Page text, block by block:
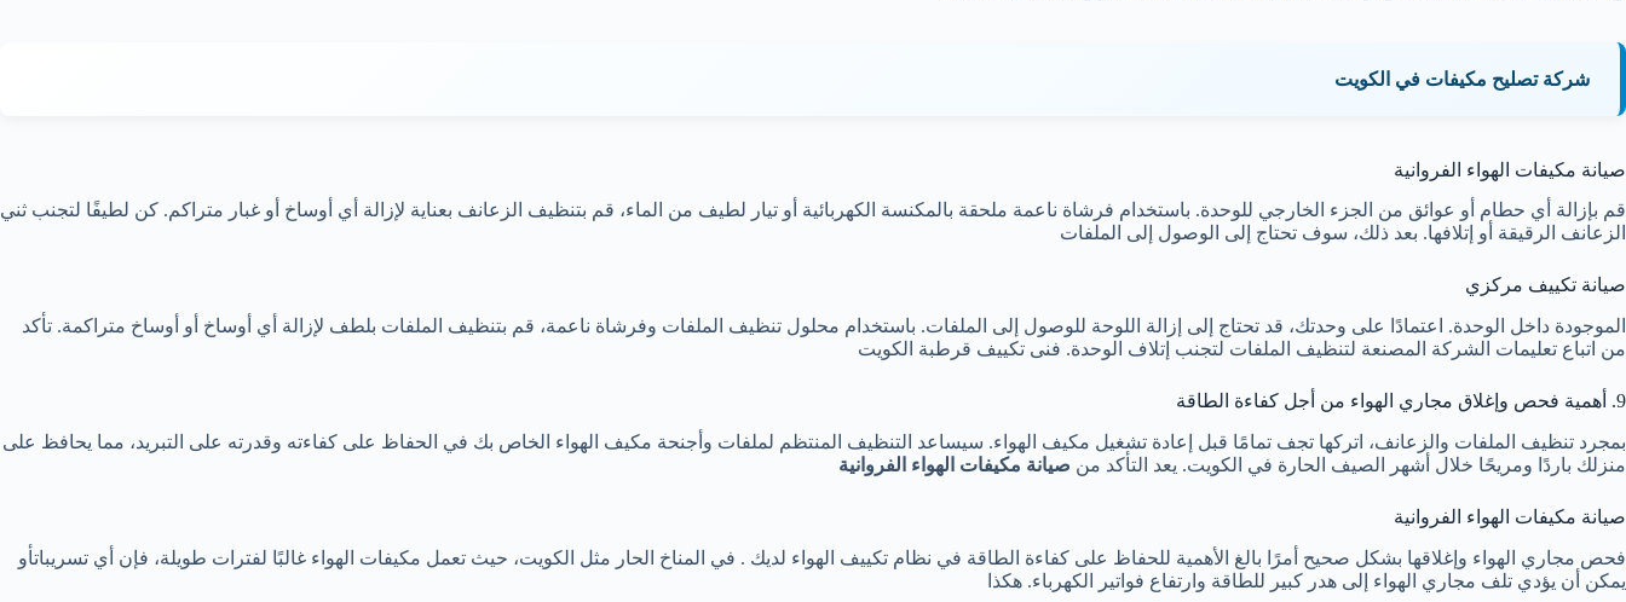
شركة تصليح مكيفات في الكويت
صيانة مكيفات الهواء الفروانية
قم بإزالة أي حطام أو عوائق من الجزء الخارجي للوحدة. باستخدام فرشاة ناعمة ملحقة بالمكنسة الكهربائية أو تيار لطيف من الماء، قم بتنظيف الزعانف بعناية لإزالة أي أوساخ أو غبار متراكم. كن لطيفًا لتجنب ثني
الزعانف الرقيقة أو إتلافها. بعد ذلك، سوف تحتاج إلى الوصول إلى الملفات
صيانة تكييف مركزي
الموجودة داخل الوحدة. اعتمادًا على وحدتك، قد تحتاج إلى إزالة اللوحة للوصول إلى الملفات. باستخدام محلول تنظيف الملفات وفرشاة ناعمة، قم بتنظيف الملفات بلطف لإزالة أي أوساخ أو أوساخ متراكمة. تأكد
من اتباع تعليمات الشركة المصنعة لتنظيف الملفات لتجنب إتلاف الوحدة. فنى تكييف قرطبة الكويت
9. أهمية فحص وإغلاق مجاري الهواء من أجل كفاءة الطاقة
بمجرد تنظيف الملفات والزعانف، اتركها تجف تمامًا قبل إعادة تشغيل مكيف الهواء. سيساعد التنظيف المنتظم لملفات وأجنحة مكيف الهواء الخاص بك في الحفاظ على كفاءته وقدرته على التبريد، مما يحافظ على
منزلك باردًا ومريحًا خلال أشهر الصيف الحارة في الكويت. يعد التأكد من صيانة مكيفات الهواء الفروانية
صيانة مكيفات الهواء الفروانية
فحص مجاري الهواء وإغلاقها بشكل صحيح أمرًا بالغ الأهمية للحفاظ على كفاءة الطاقة في نظام تكييف الهواء لديك . في المناخ الحار مثل الكويت، حيث تعمل مكيفات الهواء غالبًا لفترات طويلة، فإن أي تسريباتأو
يمكن أن يؤدي تلف مجاري الهواء إلى هدر كبير للطاقة وارتفاع فواتير الكهرباء. هكذا